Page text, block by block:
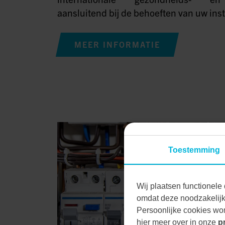
aansluitend bij de behoeften van uw
MEER INFORMATIE
Toestemming
Wij plaatsen
omdat deze
Persoonlijke cookies
hier meer over in onze